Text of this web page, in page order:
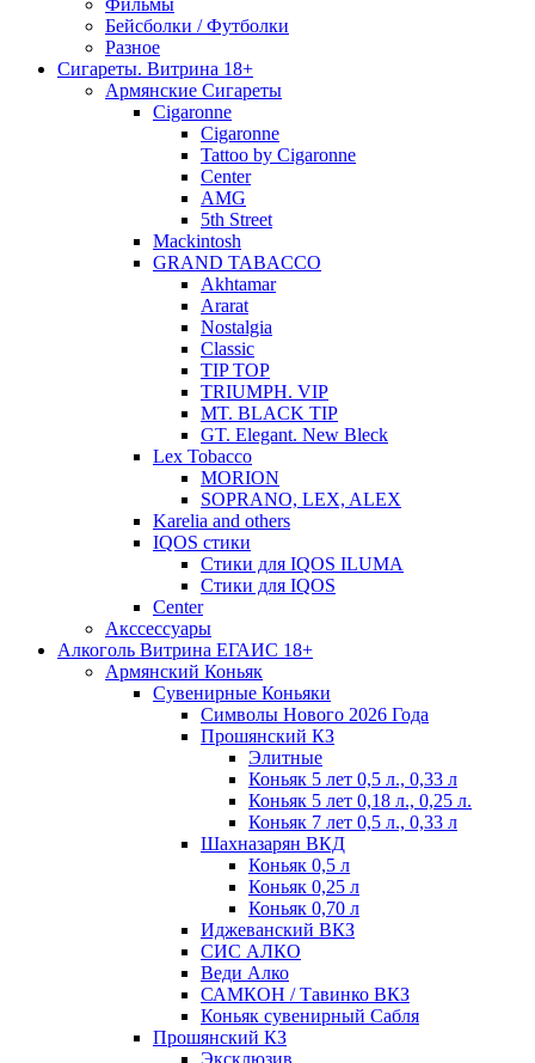
Фильмы
Бейсболки / Футболки
Разное
Сигареты. Витрина 18+
Армянские Сигареты
Cigaronne
Cigaronne
Tattoo by Cigaronne
Center
AMG
5th Street
Mackintosh
GRAND TABACCO
Akhtamar
Ararat
Nostalgia
Classic
TIP TOP
TRIUMPH. VIP
MT. BLACK TIP
GT. Elegant. New Bleck
Lex Tobacco
MORION
SOPRANO, LEX, ALEX
Karelia and others
IQOS стики
Стики для IQOS ILUMA
Стики для IQOS
Сenter
Акссессуары
Алкоголь Витрина ЕГАИС 18+
Армянский Коньяк
Сувенирные Коньяки
Символы Нового 2026 Года
Прошянский КЗ
Элитные
Коньяк 5 лет 0,5 л., 0,33 л
Коньяк 5 лет 0,18 л., 0,25 л.
Коньяк 7 лет 0,5 л., 0,33 л
Шахназарян ВКД
Коньяк 0,5 л
Коньяк 0,25 л
Коньяк 0,70 л
Иджеванский ВКЗ
СИС АЛКО
Веди Алко
САМКОН / Тавинко ВКЗ
Коньяк сувенирный Сабля
Прошянский КЗ
Эксклюзив